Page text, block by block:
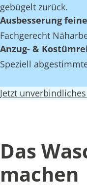
gebügelt zurück.
Ausbesserung
Fachgerecht
Anzug- &
Speziell
Jetzt
Das
machen